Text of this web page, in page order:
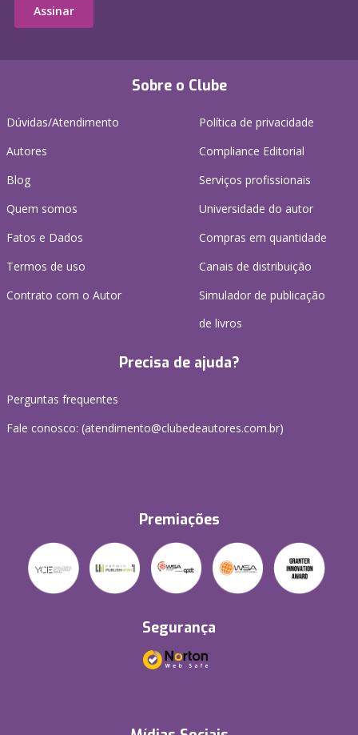
Sobre o Clube
Dúvidas/Atendimento
Autores
Blog
Quem somos
Fatos e Dados
Termos de uso
Contrato com o Autor
Política de privacidade
Compliance Editorial
Serviços profissionais
Universidade do autor
Compras em quantidade
Canais de distribuição
Simulador de publicação
de livros
Precisa de ajuda?
Perguntas frequentes
Fale conosco: (atendimento@clubedeautores.com.br)
Premiações
Segurança
Assinar